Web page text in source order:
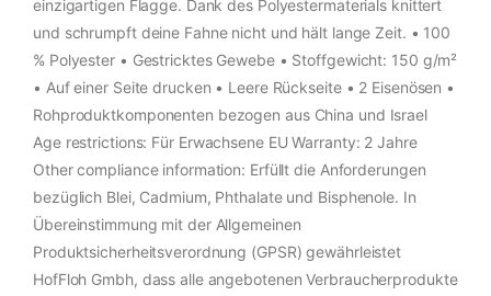
einzigartigen Flagge. Dank des Polyestermaterials knittert
und schrumpft deine Fahne nicht und hält lange Zeit. • 100
% Polyester • Gestricktes Gewebe • Stoffgewicht: 150 g/m²
• Auf einer Seite drucken • Leere Rückseite • 2 Eisenösen •
Rohproduktkomponenten bezogen aus China und Israel
Age restrictions: Für Erwachsene EU Warranty: 2 Jahre
Other compliance information: Erfüllt die Anforderungen
bezüglich Blei, Cadmium, Phthalate und Bisphenole. In
Übereinstimmung mit der Allgemeinen
Produktsicherheitsverordnung (GPSR) gewährleistet
HofFloh Gmbh, dass alle angebotenen Verbraucherprodukte